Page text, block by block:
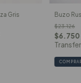
Gris
Buzo
$23.126
$6.750